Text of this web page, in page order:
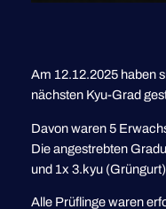
Am 12.12.2025 haben
nächsten Kyu-Grad
Davon waren 5
Die angestrebten
und 1x 3.kyu (Grüngurt)
Alle Prüflinge waren